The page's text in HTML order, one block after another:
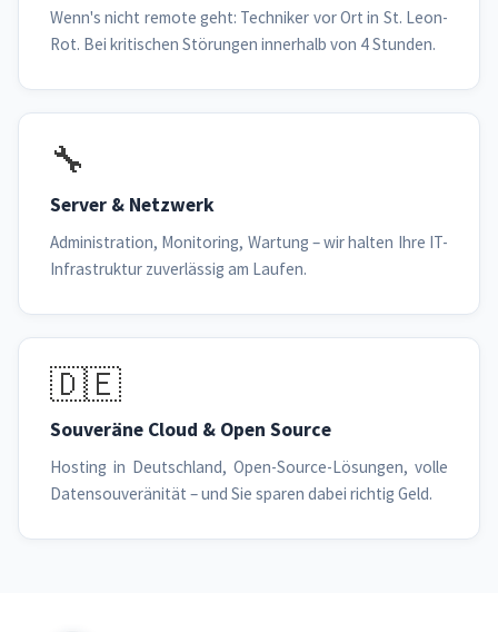
Wenn's nicht remote geht: Techniker vor Ort in St. Leon-
Rot. Bei kritischen Störungen innerhalb von 4 Stunden.
🔧
Server & Netzwerk
Administration, Monitoring, Wartung – wir halten Ihre IT-
Infrastruktur zuverlässig am Laufen.
🇩🇪
Souveräne Cloud & Open Source
Hosting in Deutschland, Open-Source-Lösungen, volle
Datensouveränität – und Sie sparen dabei richtig Geld.